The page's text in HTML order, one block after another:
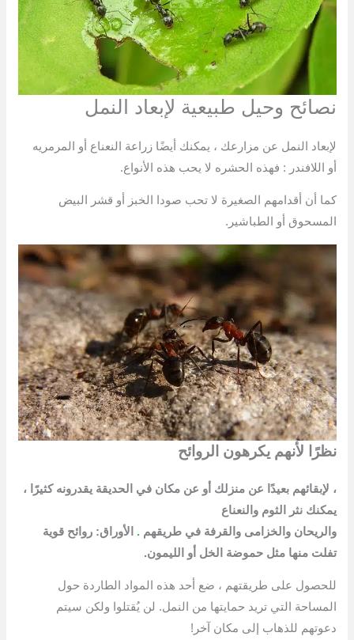
نصائح وحيل طبيعية لإبعاد النمل
لإبعاد النمل عن مزارعك ، يمكنك أيضًا زراعة النعناع أو المرمريه
أو اللافندر : فهذه الحشره لا يحب هذه الأنواع.
كما أن أقدامهم الصغيرة لا تحب صودا الخبز أو قشر البيض
المسحوق أو الطباشير.
نظرًا لأنهم يكرهون الروائح
، لإبقائهم بعيدًا عن منزلك أو عن مكان في الحديقة يقدرونه كثيرًا ،
يمكنك نثر الثوم والنعناع
والريحان والخزامى والقرفة في طريقهم. الأوراق: روائح قوية
تفلت منها مثل حموضة الخل أو الليمون.
للحصول على طريقتهم ، ضع أحد هذه المواد الطاردة حول
المساحة التي تريد حمايتها من النمل. لن يُقتلوا ولكن سيتم
دعوتهم للذهاب إلى مكان آخر!